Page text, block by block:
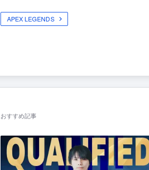
APEX LEGENDS
おすすめ記事